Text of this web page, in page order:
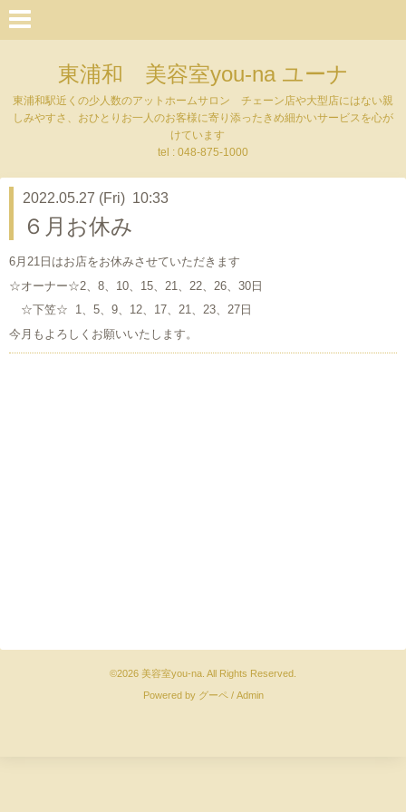
東浦和 美容室you-na ユーナ
東浦和駅近くの少人数のアットホームサロン チェーン店や大型店にはない親
しみやすさ、おひとりお一人のお客様に寄り添ったきめ細かいサービスを心が
けています
tel : 048-875-1000
2022.05.27 (Fri) 10:33
６月お休み
6月21日はお店をお休みさせていただきます
☆オーナー☆2、8、10、15、21、22、26、30日
☆下笠☆ 1、5、9、12、17、21、23、27日
今月もよろしくお願いいたします。
©2026 美容室you-na . All Rights Reserved.
Powered by グーペ/ Admin